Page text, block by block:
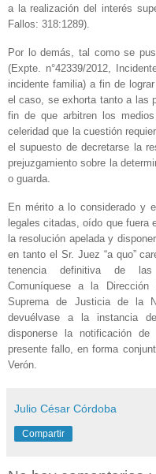
a la realización del interés
Fallos: 318:1289).
Por lo demás, tal como se
(Expte. n°42339/2012,
incidente familia) a fin de
el caso, se exhorta tanto a las
fin de que arbitren los
celeridad que la cuestión
el supuesto de decretarse la
prejuzgamiento sobre la
o guarda.
En mérito a lo considerado y
legales citadas, oído que fuera
la resolución apelada y
en tanto el Sr. Juez “a quo”
tenencia definitiva de las
Comuníquese a la
Suprema de Justicia de la
devuélvase a la instancia
disponerse la notificación
presente fallo, en forma
Verón.
Julio César Córdoba
Compartir